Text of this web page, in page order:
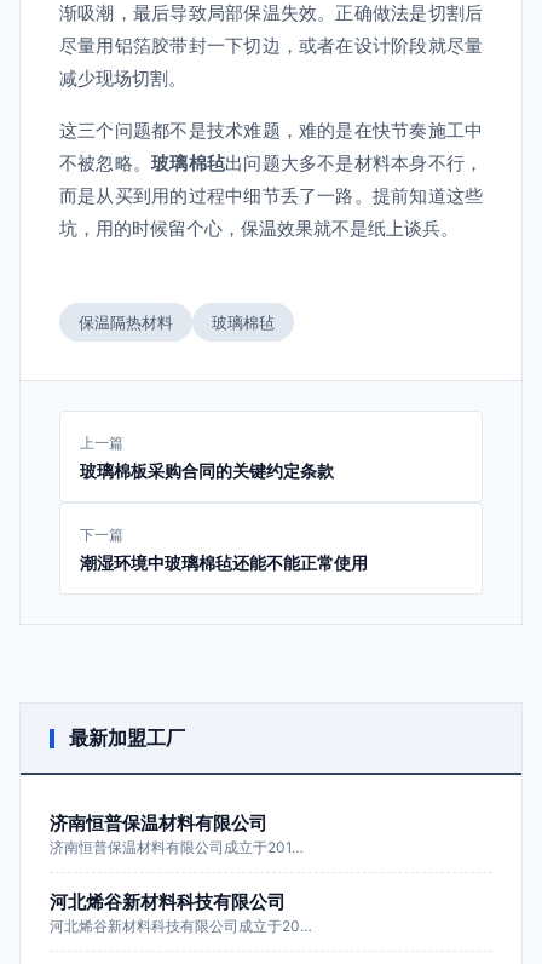
渐吸潮，最后导致局部保温失效。正确做法是切割后
尽量用铝箔胶带封一下切边，或者在设计阶段就尽量
减少现场切割。
这三个问题都不是技术难题，难的是在快节奏施工中
不被忽略。玻璃棉毡出问题大多不是材料本身不行，
而是从买到用的过程中细节丢了一路。提前知道这些
坑，用的时候留个心，保温效果就不是纸上谈兵。
保温隔热材料 玻璃棉毡
上一篇
玻璃棉板采购合同的关键约定条款
下一篇
潮湿环境中玻璃棉毡还能不能正常使用
最新加盟工厂
济南恒普保温材料有限公司
济南恒普保温材料有限公司成立于201…
河北烯谷新材料科技有限公司
河北烯谷新材料科技有限公司成立于20…